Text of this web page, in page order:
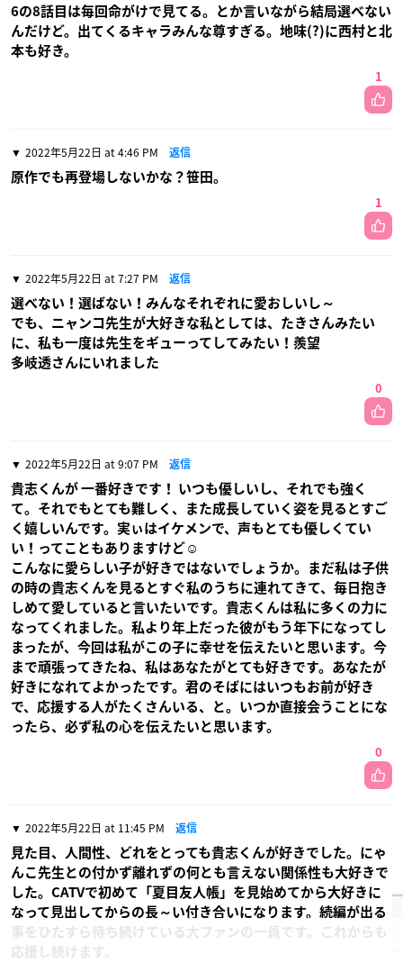
6の8話目は毎回命がけで見てる。とか言いながら結局選べない
んだけど。出てくるキャラみんな尊すぎる。地味(?)に西村と北
本も好き。
1
2022年5月22日 at 4:46 PM 返信
原作でも再登場しないかな？笹田。
1
2022年5月22日 at 7:27 PM 返信
選べない！選ばない！みんなそれぞれに愛おしいし～
でも、ニャンコ先生が大好きな私としては、たきさんみたい
に、私も一度は先生をギューってしてみたい！羨望
多岐透さんにいれました
0
2022年5月22日 at 9:07 PM 返信
貴志くんが 一番好きです！ いつも優しいし、それでも強く
て。それでもとても難しく、また成長していく姿を見るとすご
く嬉しいんです。実ぃはイケメンで、声もとても優しくてい
い！ってこともありますけど☺️
こんなに愛らしい子が好きではないでしょうか。まだ私は子供
の時の貴志くんを見るとすぐ私のうちに連れてきて、毎日抱き
しめて愛していると言いたいです。貴志くんは私に多くの力に
なってくれました。私より年上だった彼がもう年下になってし
まったが、今回は私がこの子に幸せを伝えたいと思います。今
まで頑張ってきたね、私はあなたがとても好きです。あなたが
好きになれてよかったです。君のそばにはいつもお前が好き
で、応援する人がたくさんいる、と。いつか直接会うことにな
ったら、必ず私の心を伝えたいと思います。
0
2022年5月22日 at 11:45 PM 返信
見た目、人間性、どれをとっても貴志くんが好きでした。にゃ
んこ先生との付かず離れずの何とも言えない関係性も大好きで
した。CATVで初めて「夏目友人帳」を見始めてから大好きに
なって見出してからの長～い付き合いになります。続編が出る
事をひたすら待ち続けている大ファンの一員です。これからも
応援し続けます。